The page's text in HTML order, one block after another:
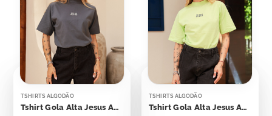
TSHIRTS ALGODÃO
Tshirt Gola Alta Jesus Aplicação
TSHIRTS ALGODÃO
Tshirt Gola Alta Jesus Aplicação